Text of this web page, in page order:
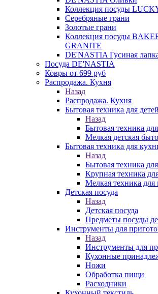
Коллекция посуды
Серебряные грани
Золотые грани
Коллекция посуды
GRANITE
DE'NASTIA Гусиная
Посуда DE'NASTIA
Ковры от 699 руб
Распродажа. Кухня
Назад
Распродажа. Кухня
Бытовая техника для детей
Назад
Бытовая техника
Мелкая детская
Бытовая техника для
Назад
Бытовая техника
Крупная техника
Мелкая техника для
Детская посуда
Назад
Детская посуда
Предметы посуды
Инструменты для
Назад
Инструменты для
Кухонные
Ножи
Обработка пищи
Расходники